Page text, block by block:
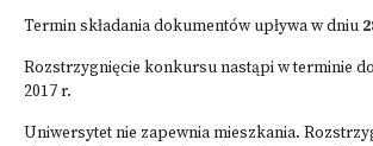
Termin składania dokumentów upływa w dniu
Rozstrzygnięcie konkursu nastąpi w terminie
2017 r.
Uniwersytet nie zapewnia mieszkania.